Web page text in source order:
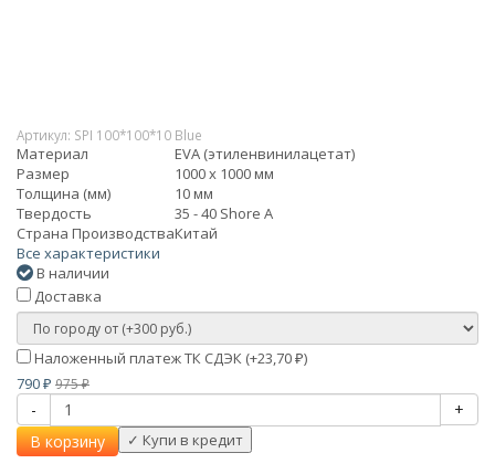
Артикул: SPI 100*100*10 Blue
Материал
EVA (этиленвинилацетат)
Размер
1000 х 1000 мм
Толщина (мм)
10 мм
Твердость
35 - 40 Shore A
Страна ПроизводстваКитай
Все характеристики
В наличии
Доставка
Наложенный платеж ТК СДЭК (+23,70 ₽)
790 ₽ 975₽
-
+
В корзину